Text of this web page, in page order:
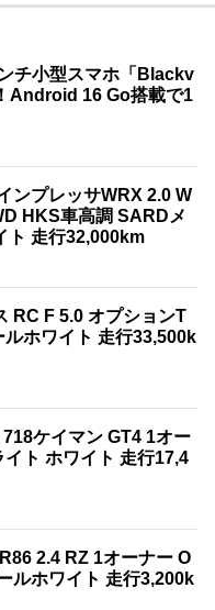
チ小型スマホ「Blackv
Android 16 Go搭載で1
ンプレッサWRX 2.0 W
HKS車高調 SARDメ
ト 走行32,000km
RC F 5.0 オプションT
ホワイト 走行33,500k
ケイマン GT4 1オー
ト ホワイト 走行17,4
2.4 RZ 1オーナー O
ルホワイト 走行3,200k